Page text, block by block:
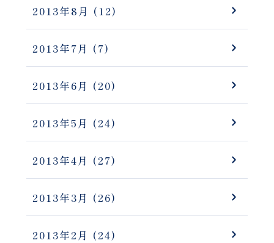
2013年8月 (12)
2013年7月 (7)
2013年6月 (20)
2013年5月 (24)
2013年4月 (27)
2013年3月 (26)
2013年2月 (24)